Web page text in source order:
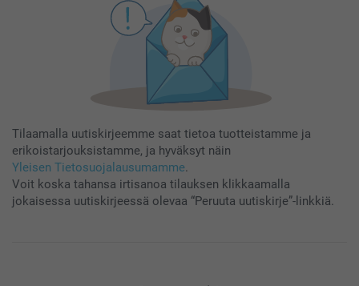
Tilaamalla uutiskirjeemme saat tietoa tuotteistamme ja
erikoistarjouksistamme, ja hyväksyt näin
Yleisen Tietosuojalausumamme.
Voit koska tahansa irtisanoa tilauksen klikkaamalla
jokaisessa uutiskirjeessä olevaa “Peruuta uutiskirje”-linkkiä.